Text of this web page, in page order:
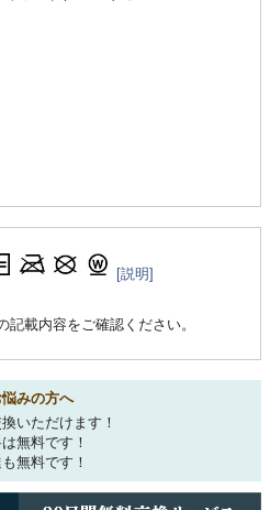
[説明]
載内容をご確認ください。
みの方へ
いただけます！
無料です！
無料です！